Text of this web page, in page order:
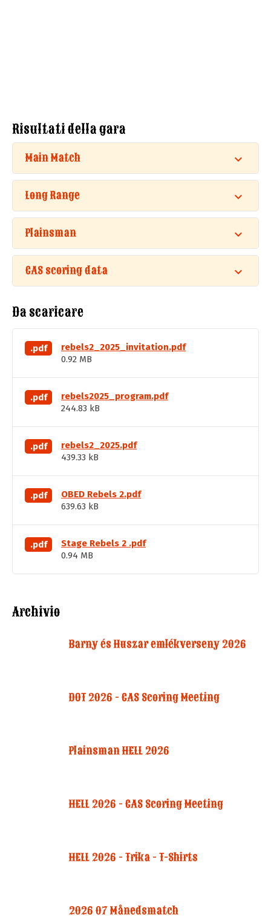
Risultati della gara
Main Match
Long Range
Plainsman
CAS scoring data
Da scaricare
.pdf
rebels2_2025_invitation.pdf
0.92 MB
.pdf
rebels2025_program.pdf
244.83 kB
.pdf
rebels2_2025.pdf
439.33 kB
.pdf
OBED Rebels 2.pdf
639.63 kB
.pdf
Stage Rebels 2 .pdf
0.94 MB
Archivio
Barny és Huszar emlékverseny 2026
DOT 2026 - CAS Scoring Meeting
Plainsman HELL 2026
HELL 2026 - CAS Scoring Meeting
HELL 2026 - Trika - T-Shirts
2026 07 Månedsmatch